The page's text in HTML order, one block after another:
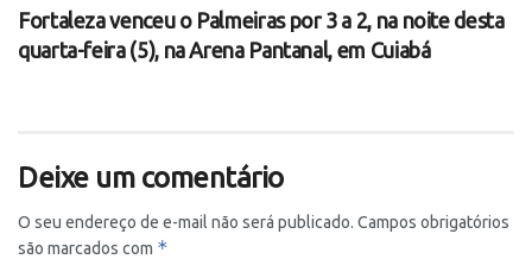
Fortaleza venceu o Palmeiras por 3 a 2, na noite desta
quarta-feira (5), na Arena Pantanal, em Cuiabá
Deixe um comentário
O seu endereço de e-mail não será publicado. Campos obrigatórios
são marcados com *